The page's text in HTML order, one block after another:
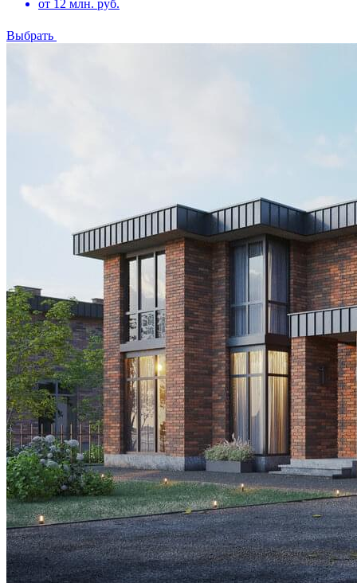
от 12 млн. руб.
Выбрать